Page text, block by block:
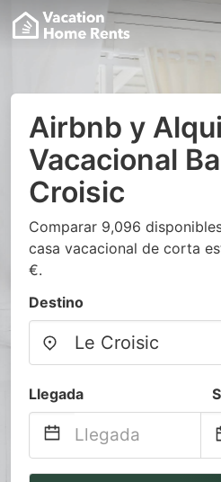
Airbnb y
Vacacional
Croisic
Comparar 9,096
casa vacacional de corta
€.
Destino
Llegada
Navigate